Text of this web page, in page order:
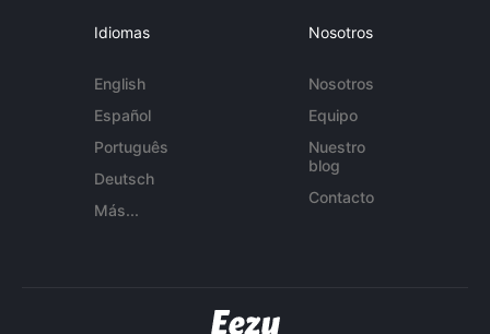
Idiomas
English
Español
Português
Deutsch
Más...
Nosotros
Nosotros
Equipo
Nuestro
blog
Contacto